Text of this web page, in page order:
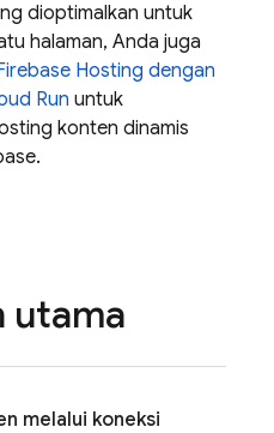
dioptimalkan untuk
halaman, Anda juga
Hosting dengan
Run untuk
konten dinamis
utama
melalui koneksi